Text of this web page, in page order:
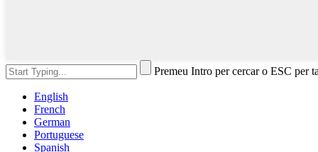
Premeu Intro per cercar o ESC per
English
French
German
Portuguese
Spanish